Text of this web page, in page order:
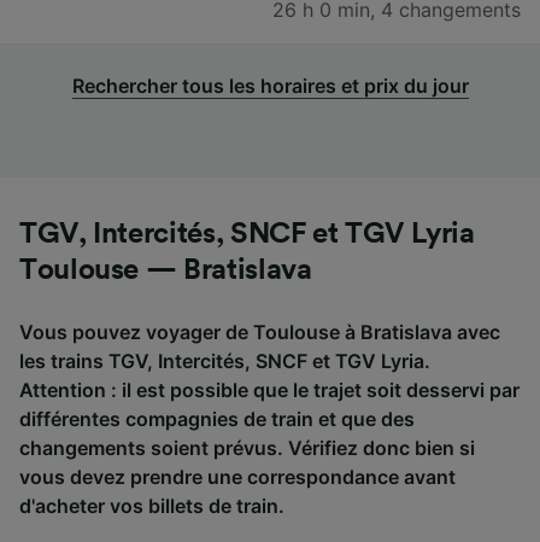
26 h 0 min, 4 changements
Rechercher tous les horaires et prix du jour
TGV, Intercités, SNCF et TGV Lyria
Toulouse — Bratislava
Vous pouvez voyager de Toulouse à Bratislava avec
les trains TGV, Intercités, SNCF et TGV Lyria.
Attention : il est possible que le trajet soit desservi par
différentes compagnies de train et que des
changements soient prévus. Vérifiez donc bien si
vous devez prendre une correspondance avant
d'acheter vos billets de train.